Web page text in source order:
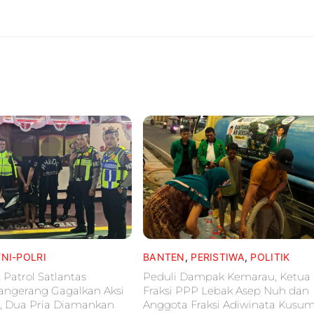
POLRI
Patrol Satlantas
Gagalkan Aksi
Dua Pria Diamankan
BANTEN, PERISTIWA, POLITIK
Peduli Dampak Kemarau, Ketua
Fraksi PPP Lebak Asep Nuh dan
Anggota Fraksi Adiwinata